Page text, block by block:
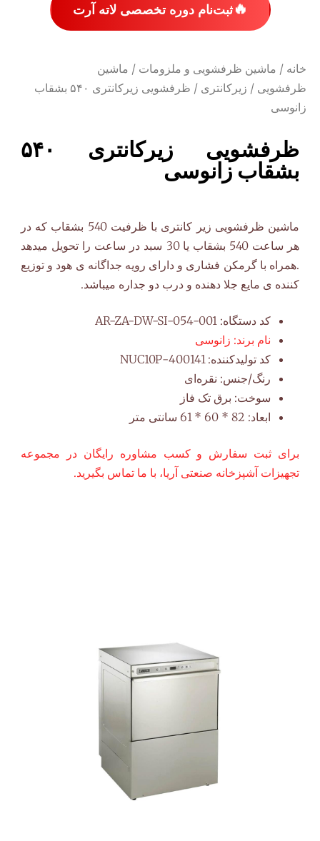
🔥ثبت‌نام دوره تخصصی لاته آرت
خانه / ماشین ظرفشویی و ملزومات / ماشین
ظرفشویی / زیرکانتری
/ ظرفشویی زیرکانتری ۵۴۰ بشقاب
زانوسی
ظرفشویی زیرکانتری ۵۴۰
بشقاب زانوسی
ماشین ظرفشویی زیر کانتری با ظرفیت 540 بشقاب که در
هر ساعت 540 بشقاب یا 30 سبد در ساعت را تحویل میدهد
.همراه با گرمکن فشاری و دارای رویه جداگانه ی هود و توزیع
کننده ی مایع جلا دهنده و درب دو جداره میباشد.
کد دستگاه: AR-ZA-DW-SI-054-001
نام برند: زانوسی
کد تولیدکننده:400141-NUC10P
رنگ/جنس: نقره‌ای
سوخت: برق تک فاز
ابعاد: 82 * 60 * 61 سانتی متر
برای ثبت سفارش و کسب مشاوره رایگان در مجموعه
تجهیزات آشپزخانه صنعتی آریا، با ما تماس بگیرید.